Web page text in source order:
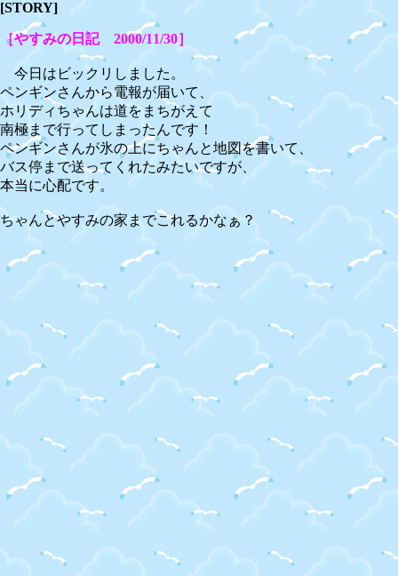
[STORY]
［やすみの日記 2000/11/30］
今日はビックリしました。
ペンギンさんから電報が届いて、
ホリディちゃんは道をまちがえて
南極まで行ってしまったんです！
ペンギンさんが氷の上にちゃんと地図を書いて、
バス停まで送ってくれたみたいですが、
本当に心配です。
ちゃんとやすみの家までこれるかなぁ？